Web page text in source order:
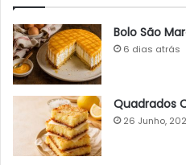
Bolo São
6 dias atrás
Quadrados
26 Junho,